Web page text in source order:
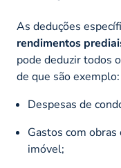
As deduções
rendimentos
pode deduzir todos
de que são exemplo:
Despesas de
Gastos com
imóvel;